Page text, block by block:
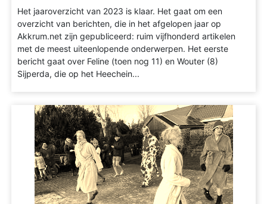
Het jaaroverzicht van 2023 is klaar. Het gaat om een
overzicht van berichten, die in het afgelopen jaar op
Akkrum.net zijn gepubliceerd: ruim vijfhonderd artikelen
met de meest uiteenlopende onderwerpen. Het eerste
bericht gaat over Feline (toen nog 11) en Wouter (8)
Sijperda, die op het Heechein...